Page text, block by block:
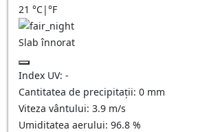
21 °C|°F
Slab înnorat
Index UV: -
Cantitatea de precipitații: 0 mm
Viteza vântului: 3.9 m/s
Umiditatea aerului: 96.8 %